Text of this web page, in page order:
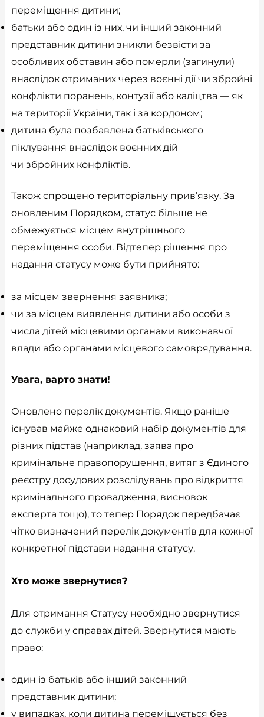
переміщення дитини;
батьки або один із них, чи інший законний
представник дитини зникли безвісти за
особливих обставин або померли (загинули)
внаслідок отриманих через воєнні дії чи збройні
конфлікти поранень, контузії або каліцтва — як
на території України, так і за кордоном;
дитина була позбавлена батьківського
піклування внаслідок воєнних дій
чи збройних конфліктів.
Також спрощено територіальну прив’язку. За
оновленим Порядком, статус більше не
обмежується місцем внутрішнього
переміщення особи. Відтепер рішення про
надання статусу може бути прийнято:
за місцем звернення заявника;
чи за місцем виявлення дитини або особи з
числа дітей місцевими органами виконавчої
влади або органами місцевого самоврядування.
Увага, варто знати!
Оновлено перелік документів. Якщо раніше
існував майже однаковий набір документів для
різних підстав (наприклад, заява про
кримінальне правопорушення, витяг з Єдиного
реєстру досудових розслідувань про відкриття
кримінального провадження, висновок
експерта тощо), то тепер Порядок передбачає
чітко визначений перелік документів для кожної
конкретної підстави надання статусу.
Хто може звернутися?
Для отримання Статусу необхідно звернутися
до служби у справах дітей. Звернутися мають
право:
один із батьків або інший законний
представник дитини;
у випадках, коли дитина переміщується без